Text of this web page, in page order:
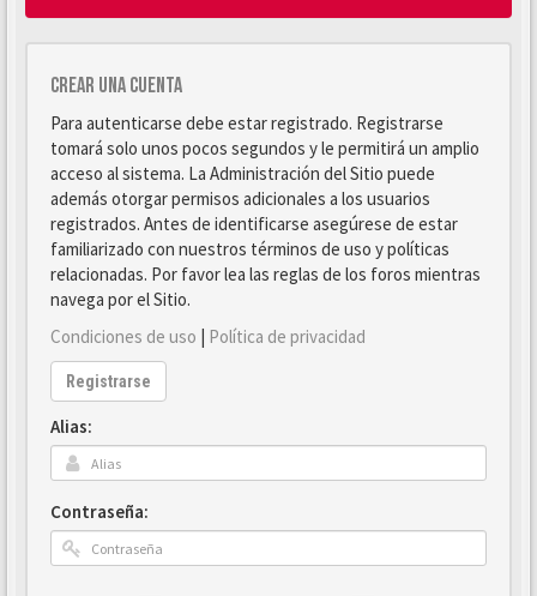
Crear una cuenta
Para autenticarse debe estar registrado. Registrarse
tomará solo unos pocos segundos y le permitirá un amplio
acceso al sistema. La Administración del Sitio puede
además otorgar permisos adicionales a los usuarios
registrados. Antes de identificarse asegúrese de estar
familiarizado con nuestros términos de uso y políticas
relacionadas. Por favor lea las reglas de los foros mientras
navega por el Sitio.
Condiciones de uso | Política de privacidad
Registrarse
Alias:
Contraseña: